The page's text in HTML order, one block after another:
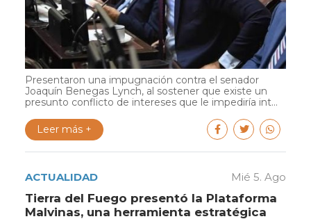
Presentaron una impugnación contra el senador
Joaquín Benegas Lynch, al sostener que existe un
presunto conflicto de intereses que le impediría int...
Leer más +
ACTUALIDAD Mié 5. Ago
Tierra del Fuego presentó la Plataforma
Malvinas, una herramienta estratégica